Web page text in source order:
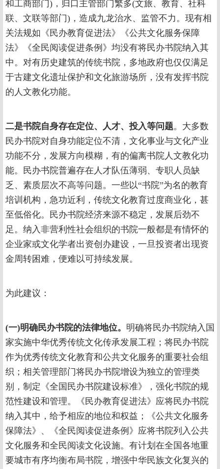
和工商部门)，归口主管部门繁多(文旅、教育、社科
联、文联等部门)，造成九龙治水、监管不力。现有相
关法规如《民办教育促进法》《公共文化服务保障
法》《全民阅读促进条例》均没有将民办书院纳入其
中。对有历史建筑的传统书院，多地政府也仅仅满足
于古建文化遗址保护和文化旅游场所，没有发挥书院
的人文教化功能。
二是书院自身存在定位、人才、投入等问题。大多数
民办书院对自身功能定位不清，文化事业与文化产业
功能不分，发展方向模糊，有的偏离书院人文教化功
能。民办书院普遍存在人才队伍薄弱、专职人员缺
乏、素质层次不高等问题。一些以“书院”为名的教育
培训机构，急功近利，传统文化教育过度商业化，甚
至低俗化。民办书院经济来源不稳定，发展后劲不
足。纳入非营利性社会组织的书院一般都是有情怀的
企业家或文化学者出资创办建设，一旦投资者出现资
金周转困难，便难以可持续发展。
为此建议：
(一)明确民办书院的法律地位。 明确将民办书院纳入国
家实施中华优秀传统文化传承发展工程；将民办书院
作为优秀传统文化教育和公共文化服务的重要社会组
织；相关管理部门将民办书院增设为独立的管理类
别，制定《全国民办书院建设标准》，强化书院的规
范性建设和管理。《民办教育促进法》应将民办书院
纳入其中，给予相应的地位和权益；《公共文化服务
保障法》、《全民阅读促进条例》应将书院列入公共
文化服务和全民阅读文化设施。有计划在全国各地重
要城市有序均衡布局书院，增强中华民族文化复兴的